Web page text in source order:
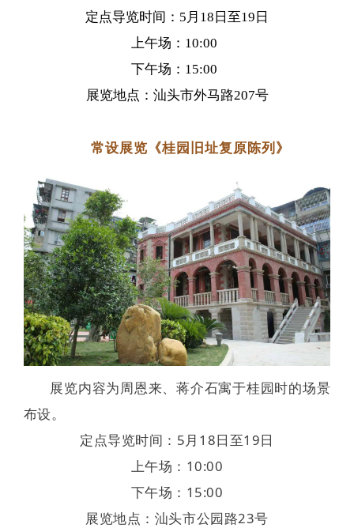
定点导览时间：5月18日至19日
上午场：10:00
下午场：15:00
展览地点：汕头市外马路207号
常设展览《桂园旧址复原陈列》
展览内容为周恩来、蒋介石寓于桂园时的场景
布设。
定点导览时间：5月18日至19日
上午场：10:00
下午场：15:00
展览地点：汕头市公园路23号